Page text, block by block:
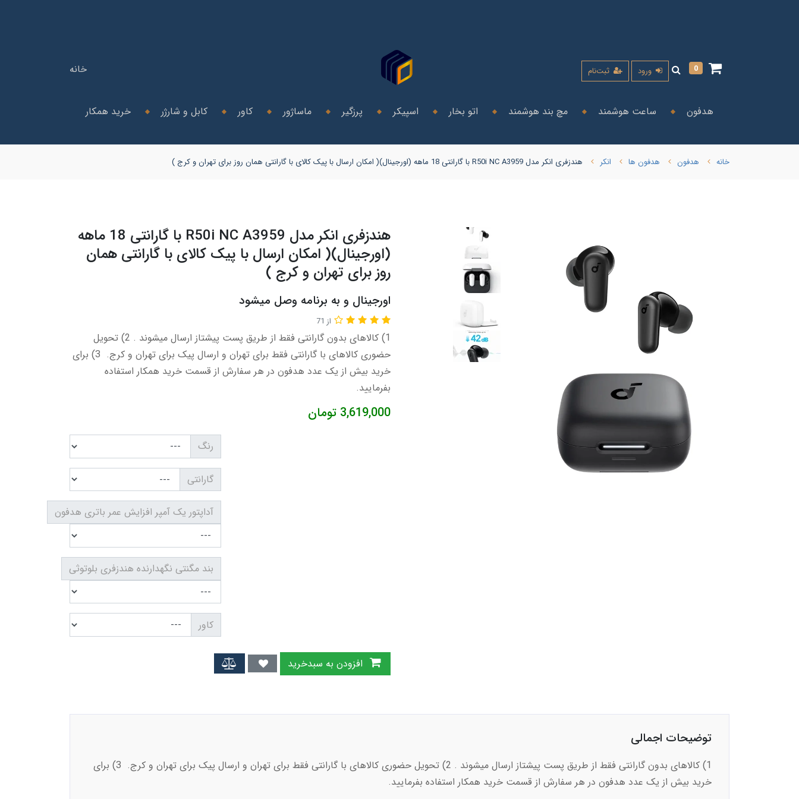
0 ورود ثبت‌نام خانه
هدفون ساعت هوشمند مچ بند هوشمند اتو بخار اسپیکر پرزگیر ماساژور کاور کابل و شارژر خرید همکار
خانه هدفون هدفون ها انکر هندزفری انکر مدل R50i NC A3959 با گارانتی 18 ماهه (اورجینال)( امکان ارسال با پیک کالای با گارانتی همان روز برای تهران و کرج )
هندزفری انکر مدل R50i NC A3959 با گارانتی 18 ماهه
(اورجینال)( امکان ارسال با پیک کالای با گارانتی همان
روز برای تهران و کرج )
اورجینال و به برنامه وصل میشود
از 71
1) کالاهای بدون گارانتی فقط از طریق پست پیشتاز ارسال میشوند . 2) تحویل
حضوری کالاهای با گارانتی فقط برای تهران و ارسال پیک برای تهران و کرج. 3) برای
خرید بیش از یک عدد هدفون در هر سفارش از قسمت خرید همکار استفاده
بفرمایید.
3,619,000 تومان
رنگ
گارانتی
آداپتور یک آمپر افزایش عمر باتری هدفون
بند مگنتی نگهدارنده هندزفری بلوتوثی
کاور
توضیحات اجمالی
1) کالاهای بدون گارانتی فقط از طریق پست پیشتاز ارسال میشوند . 2) تحویل حضوری کالاهای با گارانتی فقط برای تهران و ارسال پیک برای تهران و کرج. 3) برای
خرید بیش از یک عدد هدفون در هر سفارش از قسمت خرید همکار استفاده بفرمایید.